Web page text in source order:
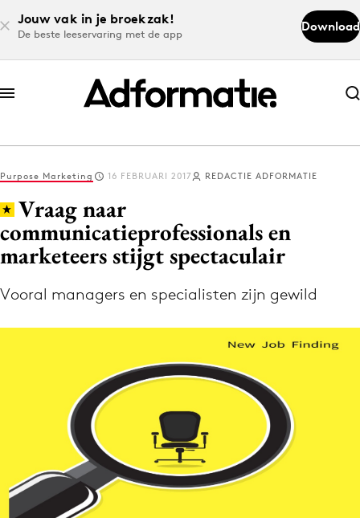
Jouw vak in je broekzak!
De beste leeservaring met de app
Download
Abonneer nu
Abonneer nu
Log in
Download de app
Volg het laatste nieuws via de Adformatie
Nieuws app
9 sept: GenAI-training
12 nov: MarketingLive!
Purpose Marketing 16 FEBRUARI 2017 REDACTIE ADFORMATIE
Vraag naar
communicatieprofessionals en
marketeers stijgt spectaculair
Vooral managers en specialisten zijn gewild